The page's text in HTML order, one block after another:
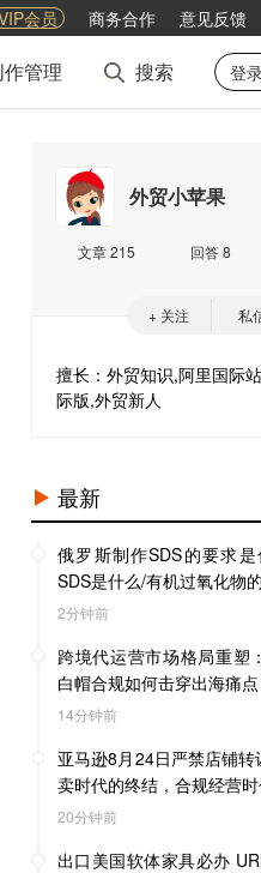
会员 商务合作 意见反馈
管理 搜索 登
外贸小苹果
文章 215 回答 8
+ 关注 私
擅长：外贸知识,阿里国际
际版,外贸新人
最新
俄罗斯制作SDS的要求
SDS是什么/有机过氧化物
2分钟前
跨境代运营市场格局重塑
白帽合规如何击穿出海痛点
14分钟前
亚马逊8月24日严禁店铺
卖时代的终结，合规经营
20分钟前
出口美国软体家具必办